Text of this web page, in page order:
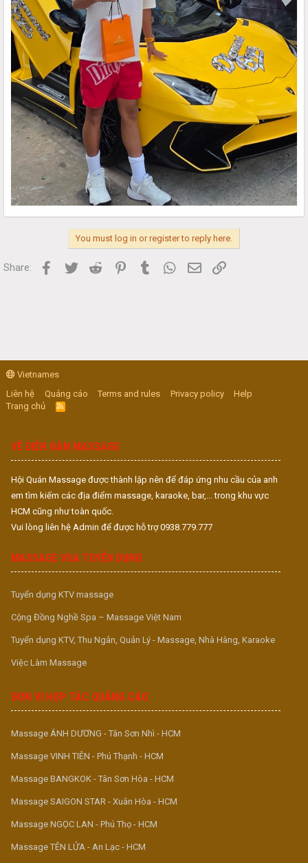
You must log in or register to reply here.
Share: Facebook
Twitter Reddit PinterestTumblr WhatsApp
Email
Vietnames
Liên hệ
Quảng cáo Terms and rules Privacy policy
Help
Trang chủ
R
S
VỀ DIỄN ĐÀN MASSAGE
Hội Quán Massage được thành lập nên để đáp ứng nhu cầu của anh
em tìm kiếm các địa điểm massage, karaoke, bar,... trong khu vực
HCM cũng như toàn quốc.
Vui lòng liên hệ Admin để được hỗ trợ 0938.779.777
MASSAGE VUA TUYỂN DỤNG
Tuyển dụng KTV massage
Cộng Đồng Nghề Spa – Massage Việt Nam
Tuyển dụng KTV, Thu Ngân, Quản Lý - Massage, Nhà Hàng, Karaoke
Việc Làm Massage
ĐƠN VỊ HỢP TÁC QUẢNG CÁO
Massage ÁNH DƯƠNG - Tân Sơn Nhì - HCM
Massage VINH TIÊN - Phú Thạnh - HCM
Massage BANGKOK - Tân Sơn Hòa - HCM
Massage SAIGON STAR - Xuân Hòa - HCM
Massage NGỌC LAN - Phú Thọ - HCM
Massage TÊN LỬA - An Lạc - HCM